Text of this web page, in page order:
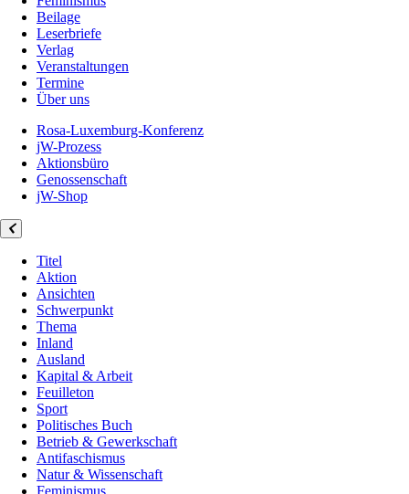
Beilage
Leserbriefe
Verlag
Veranstaltungen
Termine
Über uns
Rosa-Luxemburg-Konferenz
jW-Prozess
Aktionsbüro
Genossenschaft
jW-Shop
Titel
Aktion
Ansichten
Schwerpunkt
Thema
Inland
Ausland
Kapital & Arbeit
Feuilleton
Sport
Politisches Buch
Betrieb & Gewerkschaft
Antifaschismus
Natur & Wissenschaft
Feminismus